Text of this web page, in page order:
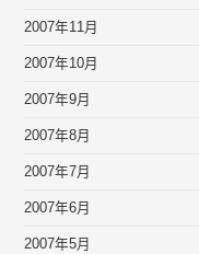
2007年11月
2007年10月
2007年9月
2007年8月
2007年7月
2007年6月
2007年5月